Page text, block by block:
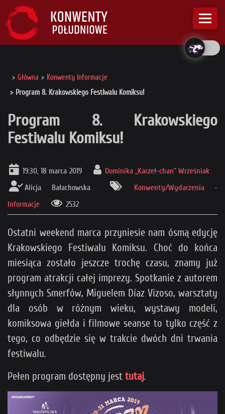
Główna
Konwenty Informacje
Program 8. Krakowskiego Festiwalu Komiksu!
Program 8. Krakowskiego
Festiwalu Komiksu!
19:30, 18 marca 2019
Dominika „Karzeł-chan” Wrześniak
Alicja Bałachowska
Konwenty/Wydarzenia -
Informacje
2532
Ostatni weekend marca przyniesie nam ósmą edycję
Krakowskiego Festiwalu Komiksu. Choć do końca
miesiąca zostało jeszcze trochę czasu, znamy już
program atrakcji całej imprezy. Spotkanie z autorem
słynnych Smerfów, Miguelem Díaz Vizoso, warsztaty
dla osób w różnym wieku, wystawy modeli,
komiksowa giełda i filmowe seanse to tylko część z
tego, co odbędzie się w trakcie dwóch dni trwania
festiwalu.
Pełen program dostępny jest tutaj.